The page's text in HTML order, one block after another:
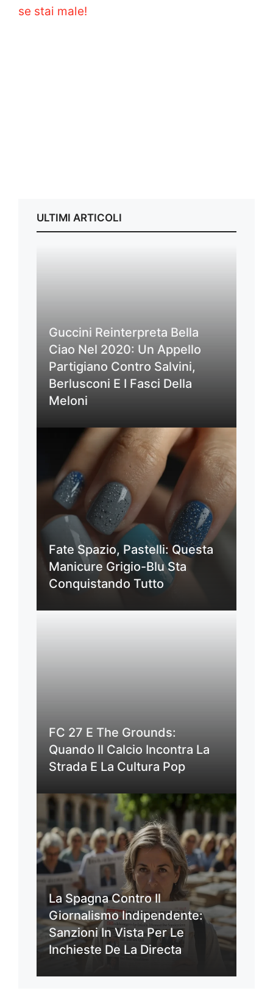
se stai male!
ULTIMI ARTICOLI
Guccini Reinterpreta Bella
Ciao Nel 2020: Un Appello
Partigiano Contro Salvini,
Berlusconi E I Fasci Della
Meloni
Fate Spazio, Pastelli: Questa
Manicure Grigio-Blu Sta
Conquistando Tutto
FC 27 E The Grounds:
Quando Il Calcio Incontra La
Strada E La Cultura Pop
La Spagna Contro Il
Giornalismo Indipendente:
Sanzioni In Vista Per Le
Inchieste De La Directa